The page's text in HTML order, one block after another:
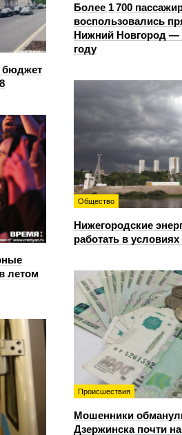
Более 1 700
воспользовались
Нижний Новгород —
году
бюджет
Общество
Нижегородские
работать в
летом
Происшествия
Мошенники
Дзержинска почти